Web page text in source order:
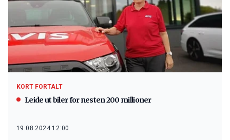
KORT FORTALT
Leide ut biler for nesten 200 millioner
19.08.2024 12:00